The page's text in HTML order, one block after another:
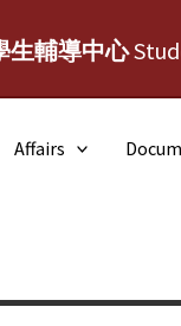
輔導中心
Affairs